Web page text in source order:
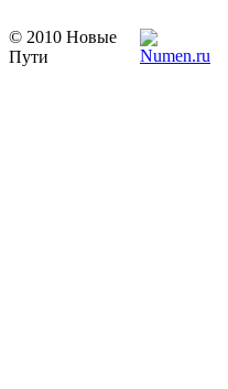
© 2010 Новые
Пути